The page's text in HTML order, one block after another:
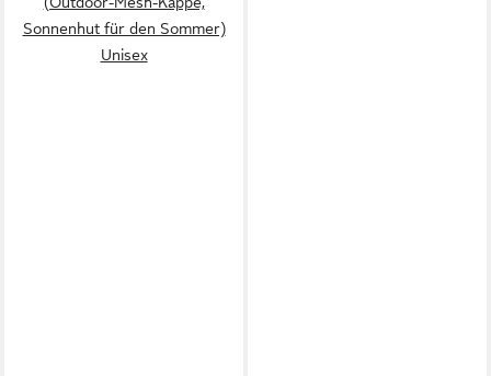
Sonnenhut für den Sommer)
Unisex